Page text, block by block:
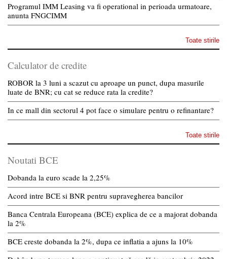
Programul IMM Leasing va fi operational in perioada urmatoare,
anunta FNGCIMM
Toate stirile
Calculator de credite
ROBOR la 3 luni a scazut cu aproape un punct, dupa masurile
luate de BNR; cu cat se reduce rata la credite?
In ce mall din sectorul 4 pot face o simulare pentru o refinantare?
Toate stirile
Noutati BCE
Dobanda la euro scade la 2,25%
Acord intre BCE si BNR pentru supravegherea bancilor
Banca Centrala Europeana (BCE) explica de ce a majorat dobanda
la 2%
BCE creste dobanda la 2%, dupa ce inflatia a ajuns la 10%